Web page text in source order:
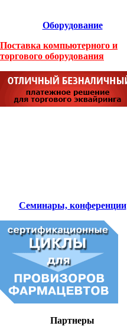
Оборудование
Поставка компьютерного и
торгового оборудования
Семинары, конференции
Партнеры